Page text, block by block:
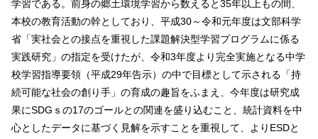
学習である。前身の郷土環境学習から数えると35年以上もの間、
本校の教育活動の幹としており、平成30～令和元年度は文部科学
省「実社会との接点を重視した課題解決型学習プログラムに係る
実践研究」の指定を受けたが、令和3年度より完全実施となる中学
校学習指導要領（平成29年告示）の中で目標として示される「持
続可能な社会の創り手」の育成の趣旨をふまえ、今年度は研究成
果にSDGｓの17のゴールとの関連を盛り込むこと、統計資料を中
心としたデータに基づく見解を示すことを重視して、よりESDと